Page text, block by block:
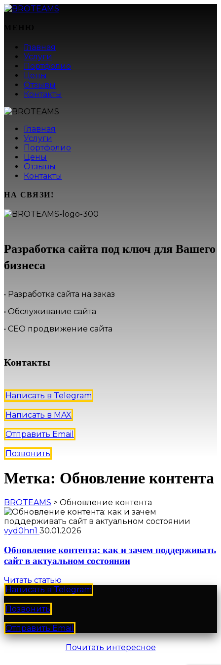
Главная
Услуги
Портфолио
Цены
Отзывы
Контакты
Главная
Услуги
Портфолио
Цены
Отзывы
Контакты
НА СВЯЗИ!
Разработка сайта под ключ для Вашего
бизнеса
• Разработка сайта на заказ
• Обслуживание сайта
• СЕО продвижение сайта
Контакты
Написать в Telegram
Написать в MAX
Отправить Email
Позвонить
Метка: Обновление контента
BROTEAMS > Обновление контента
vyd0hn1 30.01.2026
Обновление контента: как и зачем поддерживать
сайт в актуальном состоянии
Читать статью
Написать в Telegram
Позвонить
Отправить Email
Почитать интересное